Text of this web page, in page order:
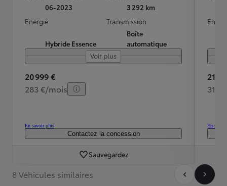
06-2023
3 292 km
Energie
Hybride Essence
Transmission
Boîte
automatique
Voir plus
20 999 €
283 €/mois
En savoir plus
Contactez la concession
Sauvegardez
21
314
En
8 Véhicules similaires